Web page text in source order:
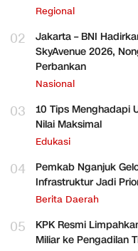
Regional
02
Jakarta – BNI
SkyAvenue 2026,
Perbankan
Nasional
03
10 Tips Menghadapi
Nilai Maksimal
Edukasi
04
Pemkab Nganjuk
Infrastruktur Jadi
Berita Daerah
05
KPK Resmi
Miliar ke Pengadilan